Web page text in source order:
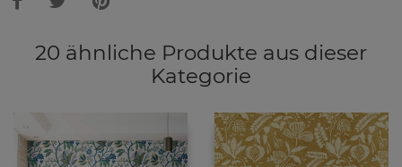
20 ähnliche Produkte aus dieser
Kategorie